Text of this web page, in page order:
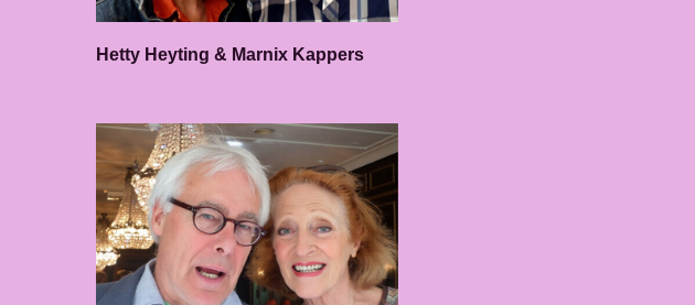
Hetty Heyting & Marnix Kappers